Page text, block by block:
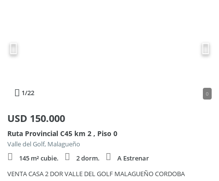
1/22 0
USD 150.000
Ruta Provincial C45 km 2 , Piso 0
Valle del Golf, Malagueño
145 m² cubie.
2 dorm.
A Estrenar
VENTA CASA 2 DOR VALLE DEL GOLF MALAGUEÑO CORDOBA